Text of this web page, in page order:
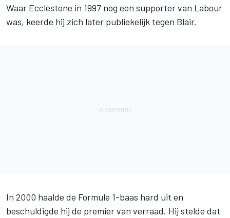
Waar Ecclestone in 1997 nog een supporter van Labour
was, keerde hij zich later publiekelijk tegen Blair.
In 2000 haalde de Formule 1-baas hard uit en
beschuldigde hij de premier van verraad. Hij stelde dat